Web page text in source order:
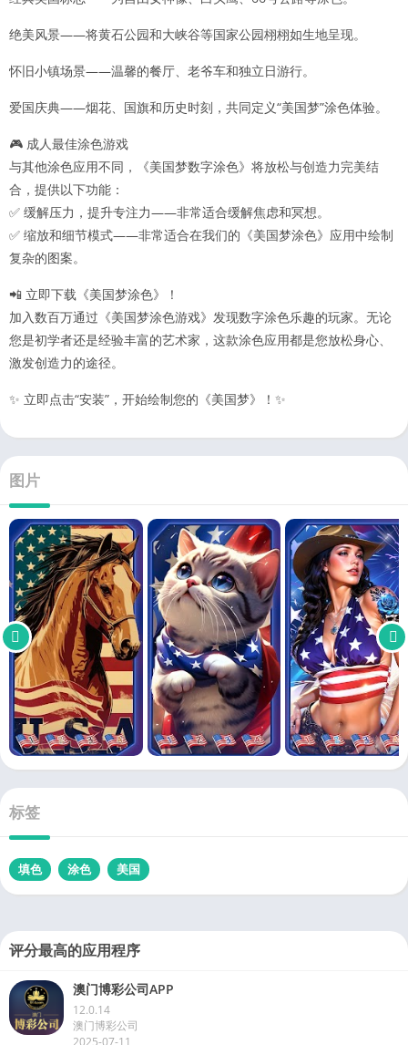
绝美风景——将黄石公园和大峡谷等国家公园栩栩如生地呈现。
怀旧小镇场景——温馨的餐厅、老爷车和独立日游行。
爱国庆典——烟花、国旗和历史时刻，共同定义“美国梦”涂色体验。
🎮 成人最佳涂色游戏
与其他涂色应用不同，《美国梦数字涂色》将放松与创造力完美结
合，提供以下功能：
✅ 缓解压力，提升专注力——非常适合缓解焦虑和冥想。
✅ 缩放和细节模式——非常适合在我们的《美国梦涂色》应用中绘制
复杂的图案。
📲 立即下载《美国梦涂色》！
加入数百万通过《美国梦涂色游戏》发现数字涂色乐趣的玩家。无论
您是初学者还是经验丰富的艺术家，这款涂色应用都是您放松身心、
激发创造力的途径。
✨ 立即点击“安装”，开始绘制您的《美国梦》！✨
图片
标签
填色 涂色 美国
评分最高的应用程序
澳门博彩公司APP
12.0.14
澳门博彩公司
2025-07-11